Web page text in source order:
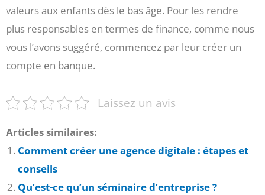
valeurs aux enfants dès le bas âge. Pour les rendre
plus responsables en termes de finance, comme nous
vous l’avons suggéré, commencez par leur créer un
compte en banque.
Laissez un avis
Articles similaires:
Comment créer une agence digitale : étapes et
conseils
Qu’est-ce qu’un séminaire d’entreprise ?